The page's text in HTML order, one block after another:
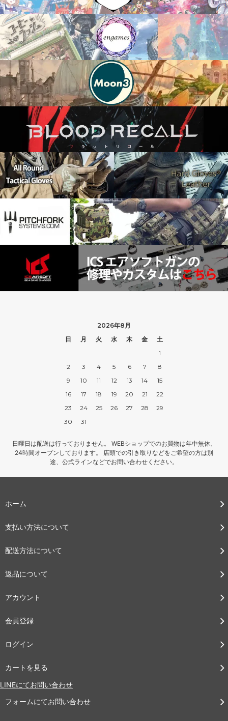
2026年8月
日
月 火 水 木 金
土
1
2
3 4 5 6 7
8
9
10 11 12 13 14
15
16
17 18 19 20 21
22
23
24 25 26 27 28
29
30
31
日曜日は配送は行っておりません。 WEBショップでのお買物は年中無休、
24時間オープンしております。 店頭での引き取りなどをご希望の方は別
途、公式ラインなどでお問い合わせください。
ホーム
支払い方法について
配送方法について
返品について
アカウント
会員登録
ログイン
カートを見る
LINEにてお問い合わせ
フォームにてお問い合わせ